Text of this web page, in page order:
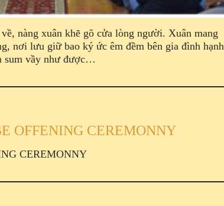
nàng xuân khẽ gõ cửa lòng người. Xuân mang
nơi lưu giữ bao ký ức êm đềm bên gia đình hạnh
sum vầy như được…
OFFENING CEREMONNY
CEREMONNY